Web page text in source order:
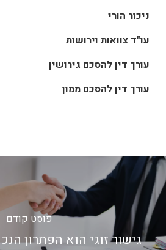
ניכור הורי
עו"ד צוואות וירושות
עורך דין להסכם גירושין
עורך דין להסכם ממון
פוסט קודם
גישור זוגי הוא הפתרון